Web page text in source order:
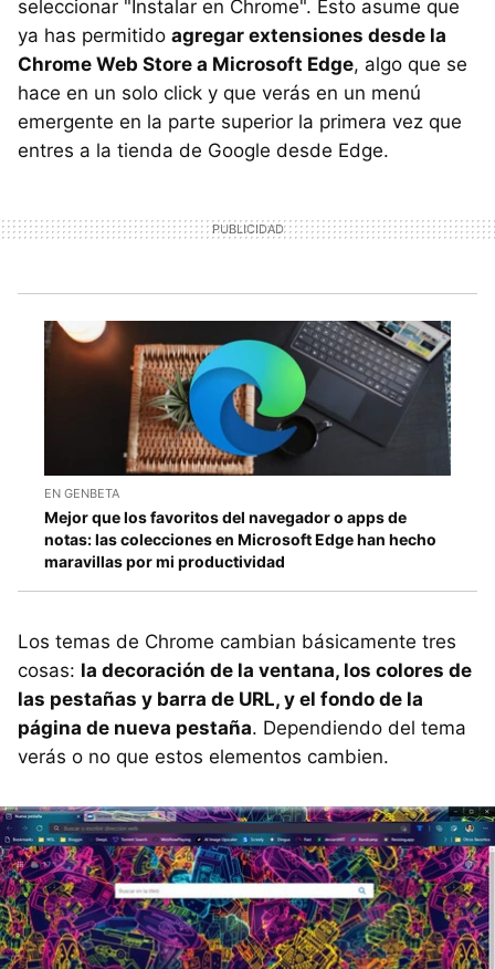
seleccionar "Instalar en Chrome". Esto asume que
ya has permitido agregar extensiones desde la
Chrome Web Store a Microsoft Edge, algo que se
hace en un solo click y que verás en un menú
emergente en la parte superior la primera vez que
entres a la tienda de Google desde Edge.
EN GENBETA
Mejor que los favoritos del navegador o apps de
notas: las colecciones en Microsoft Edge han hecho
maravillas por mi productividad
Los temas de Chrome cambian básicamente tres
cosas: la decoración de la ventana, los colores de
las pestañas y barra de URL, y el fondo de la
página de nueva pestaña. Dependiendo del tema
verás o no que estos elementos cambien.